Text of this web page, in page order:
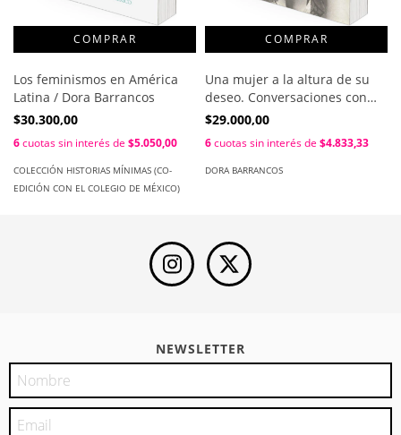
Los feminismos en América
Latina / Dora Barrancos
$30.300,00
6cuotas sin interés de $5.050,00
COLECCIÓN HISTORIAS MÍNIMAS (CO-
EDICIÓN CON EL COLEGIO DE MÉXICO)
Una mujer a la altura de su
deseo. Conversaciones con
Dora Barrancos / Débora
$29.000,00
6cuotas sin interés de $4.833,33
DORA BARRANCOS
NEWSLETTER